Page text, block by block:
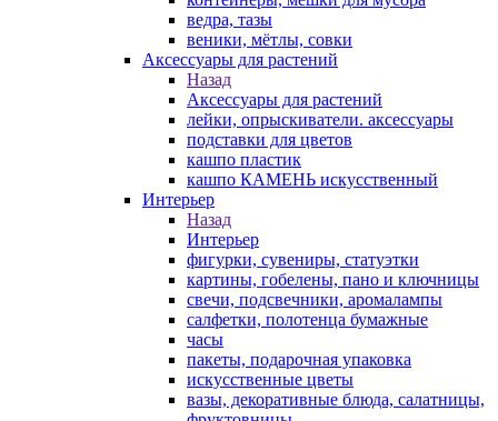
ведра, тазы
веники, мётлы, совки
Аксессуары для растений
Назад
Аксессуары для растений
лейки, опрыскиватели. аксессуары
подставки для цветов
кашпо пластик
кашпо КАМЕНЬ искусственный
Интерьер
Назад
Интерьер
фигурки, сувениры, статуэтки
картины, гобелены, пано и ключницы
свечи, подсвечники, аромалампы
салфетки, полотенца бумажные
часы
пакеты, подарочная упаковка
искусственные цветы
вазы, декоративные блюда, салатницы,